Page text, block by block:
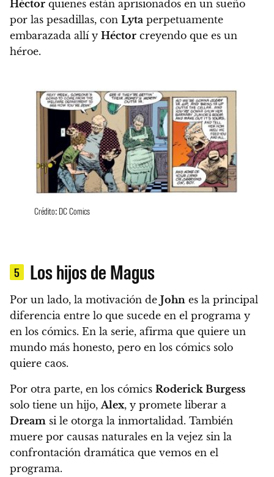
Héctor quienes están aprisionados en un sueño
por las pesadillas, con Lyta perpetuamente
embarazada allí y Héctor creyendo que es un
héroe.
Crédito: DC Comics
5 Los hijos de Magus
Por un lado, la motivación de John es la principal
diferencia entre lo que sucede en el programa y
en los cómics. En la serie, afirma que quiere un
mundo más honesto, pero en los cómics solo
quiere caos.
Por otra parte, en los cómics Roderick Burgess
solo tiene un hijo,Alex, y promete liberar a
Dream si le otorga la inmortalidad. También
muere por causas naturales en la vejez sin la
confrontación dramática que vemos en el
programa.